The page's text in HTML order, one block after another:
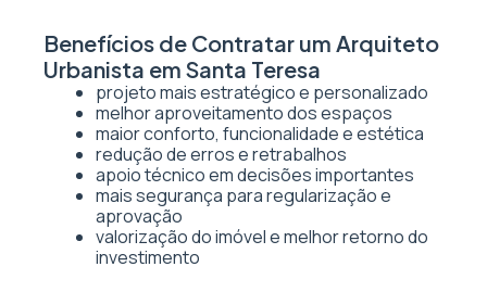
Benefícios de Contratar um Arquiteto
Urbanista em Santa Teresa
projeto mais estratégico e personalizado
melhor aproveitamento dos espaços
maior conforto, funcionalidade e estética
redução de erros e retrabalhos
apoio técnico em decisões importantes
mais segurança para regularização e
aprovação
valorização do imóvel e melhor retorno do
investimento